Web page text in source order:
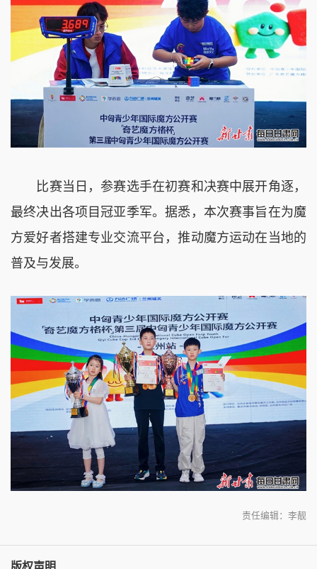
比赛当日，参赛选手在初赛和决赛中展开角逐，
最终决出各项目冠亚季军。据悉，本次赛事旨在为魔
方爱好者搭建专业交流平台，推动魔方运动在当地的
普及与发展。
责任编辑：李靓